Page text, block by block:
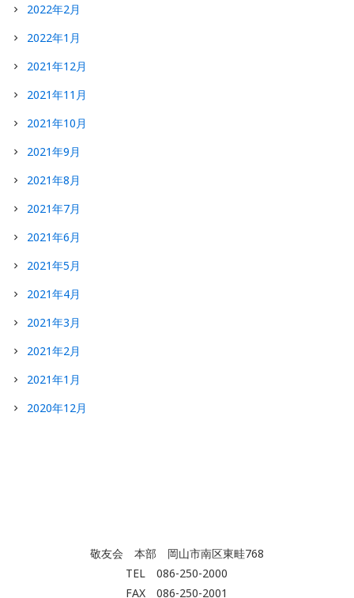
2022年2月
2022年1月
2021年12月
2021年11月
2021年10月
2021年9月
2021年8月
2021年7月
2021年6月
2021年5月
2021年4月
2021年3月
2021年2月
2021年1月
2020年12月
敬友会 本部 岡山市南区東畦768
TEL 086-250-2000
FAX 086-250-2001